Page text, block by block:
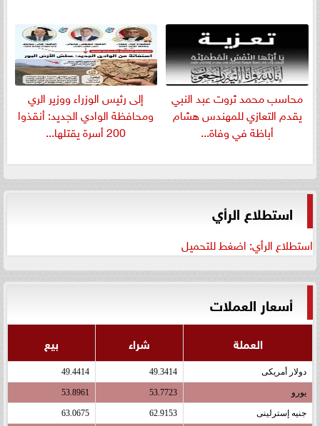
​محاسب محمد ثروت عبد النبي
يقدم التعازي للمهندس هشام
أباظة في وفاة...
إلى رئيس الوزراء ووزير الري
ومحافظة الوادي الجديد: أنقذوا
200 أسرة يقتلها...
استطلاع الرأي
استطلاع الرأي: اضغط للتحميل
أسعار العملات
العملة شراء بيع
دولار أمريكى 49.3414
49.4414
يورو 53.7723
53.8961
جنيه إسترلينى 62.9153
63.0675